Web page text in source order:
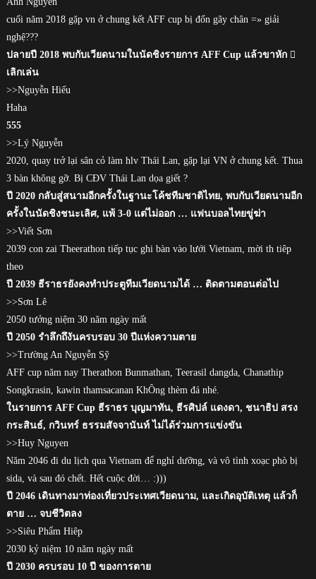
cuối năm 2018 gặp vn ở chung kết AFF cup bị đốn gãy chân =» giải
nghệ???
ปลายปี 2018 พบกับเวียดนามในนัดชิงรายการ AFF Cup แล้วขาหัก 
เลิกเล่น
>>Nguyễn Hiếu
Haha
555
>>Lý Nguyễn
2020, quay trở lại sân cỏ làm hlv Thái Lan, gặp lại VN ở chung kết. Thua
3 bàn không gỡ. Bị CĐV Thái Lan dọa giết ?
ปี 2020 กลับสู่สนามอีกครั้งในฐานะโค้ชทีมชาติไทย, พบกับเวียดนามอีก
ครั้งในนัดชิงชนะเลิศ, แพ้ 3-0 แต่ไม่ออก … แฟนบอลไทยขู่ฆ่า
>>Viết Sơn
2039 con zai Theerathon tiếp tục ghi bàn vào lưới Vietnam, mời th tiêp
theo
ปี 2039 ธีราธรยังคงทำประตูทีมเวียดนามได้ … ติดตามตอนต่อไป
>>Sơn Lê
2050 tưởng niệm 30 năm ngày mất
ปี 2050 รำลึกถึงันครบรอบ 30 ปีแห่งความตาย
>>Trường An Nguyễn Sỹ
AFF cup năm nay Therathon Bunmathan, Teerasil dangda, Chanathip
Songkrasin, kawin thamsacanan KhÔng thèm đá nhé.
ในรายการ AFF Cup ธีราธร บุญมาทัน, ธีรศิปล์ แดงดา, ชนาธิป สรง
กระสินธ์, กวินทร์ ธรรมสัจจานันท์ ไม่ได้ร่วมการแข่งขัน
>>Huy Nguyen
Năm 2046 đi du lịch qua Vietnam để nghỉ dưỡng, và vô tình xoạc phò bị
sida, và sau đó chết. Hết cuộc đời… :)))
ปี 2046 เดินทางมาท่องเที่ยวประเทศเวียดนาม, และเกิดอุบัติเหตุ แล้วก็
ตาย … จบชีวิตลง
>>Siêu Phẩm Hiêp
2030 kỷ niệm 10 năm ngày mất
ปี 2030 ครบรอบ 10 ปี ของการตาย